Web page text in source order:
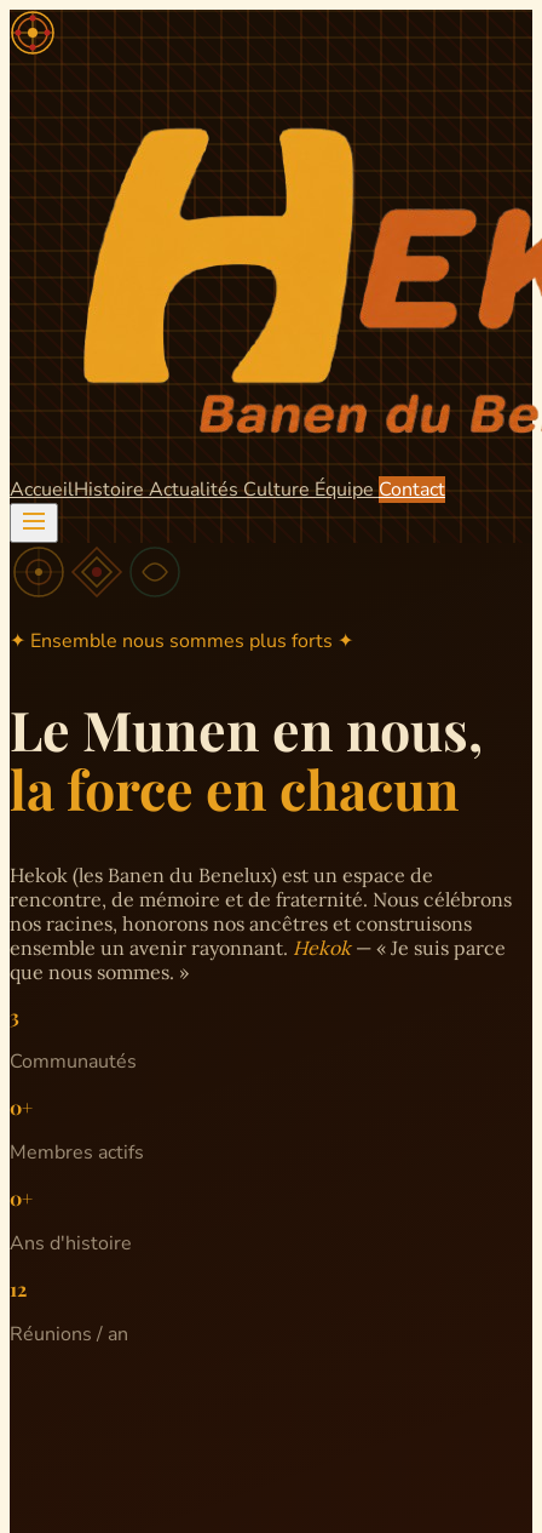
AccueilHistoire ActualitésCulture Équipe Contact
✦ Ensemble nous sommes plus forts ✦
Le Munen en nous,
la force en chacun
Hekok (les Banen du Benelux) est un espace de
rencontre, de mémoire et de fraternité. Nous célébrons
nos racines, honorons nos ancêtres et construisons
ensemble un avenir rayonnant. Hekok— « Je suis parce
que nous sommes. »
3
Communautés
0+
Membres actifs
0+
Ans d'histoire
12
Réunions / an